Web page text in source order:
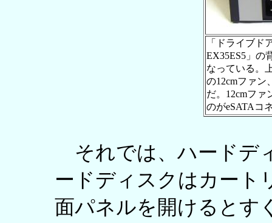
「ドライブド
EX35ES5」の
なっている。
の12cmファン
だ。12cmファ
のがeSATAコ
それでは、ハードデ
ードディスクはカート
面パネルを開けるとす